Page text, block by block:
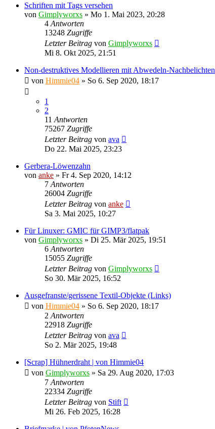
Schriften mit Tags versehen
von Gimplyworxs » Mo 1. Mai 2023, 20:28
4 Antworten
13248 Zugriffe
Letzter Beitrag von Gimplyworxs
Mi 8. Okt 2025, 21:51
Non-destruktives Modellieren mit Abwedeln-Nachbelichten
von Himmie04 » So 6. Sep 2020, 18:17
1
2
11 Antworten
75267 Zugriffe
Letzter Beitrag von ava
Do 22. Mai 2025, 23:23
Gerbera-Löwenzahn
von anke » Fr 4. Sep 2020, 14:12
7 Antworten
26004 Zugriffe
Letzter Beitrag von anke
Sa 3. Mai 2025, 10:27
Für Linuxer: GMIC für GIMP3/flatpak
von Gimplyworxs » Di 25. Mär 2025, 19:51
6 Antworten
15055 Zugriffe
Letzter Beitrag von Gimplyworxs
So 30. Mär 2025, 16:52
Ausgefranste/gerissene Textil-Objekte (Links)
von Himmie04 » So 6. Sep 2020, 18:17
2 Antworten
22918 Zugriffe
Letzter Beitrag von ava
So 2. Mär 2025, 19:48
[Scrap] Hühnerdraht | von Himmie04
von Gimplyworxs » Sa 29. Aug 2020, 17:03
7 Antworten
22334 Zugriffe
Letzter Beitrag von Stift
Mi 26. Feb 2025, 16:28